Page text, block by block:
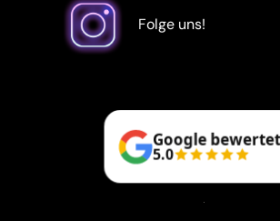
Folge uns!
Google bewertet
5.0